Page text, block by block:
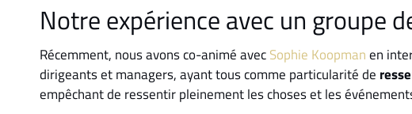
Notre expérience avec un groupe
Récemment, nous avons co-animé avecSophie Koopmanen
dirigeants et managers, ayant tous comme particularité de
empêchant de ressentir pleinement les choses et les